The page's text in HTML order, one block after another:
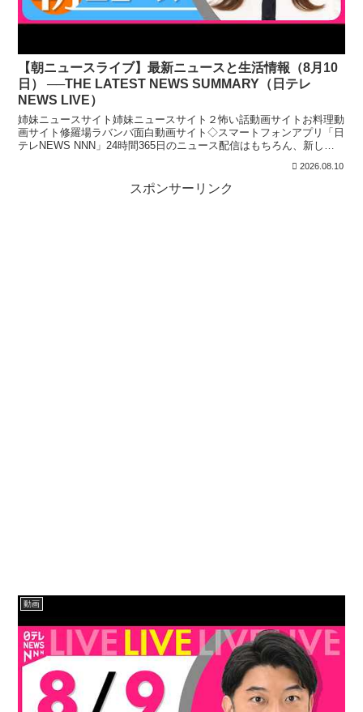
【朝ニュースライブ】最新ニュースと生活情報（8月10
日） ──THE LATEST NEWS SUMMARY（日テレ
NEWS LIVE）
姉妹ニュースサイト姉妹ニュースサイト２怖い話動画サイトお料理動
画サイト修羅場ラバンバ面白動画サイト◇スマートフォンアプリ「日
テレNEWS NNN」24時間365日のニュース配信はもちろん、新しく
2026.08.10
スポンサーリンク
動画